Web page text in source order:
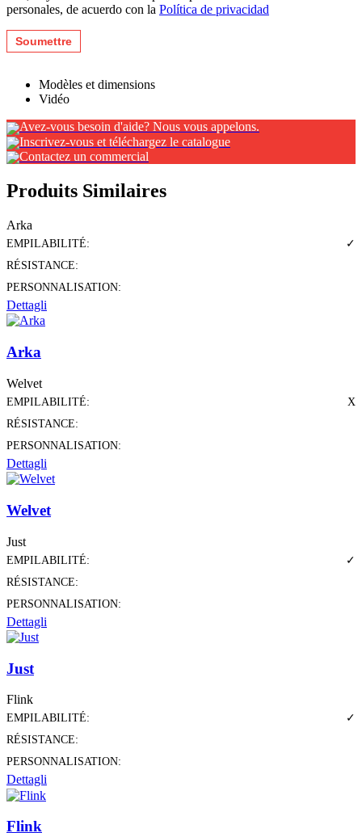
personales, de acuerdo con la Política de privacidad
Modèles et dimensions
Vidéo
Avez-vous besoin d'aide? Nous vous appelons.
Inscrivez-vous et téléchargez le catalogue
Contactez un commercial
Produits Similaires
Arka
EMPILABILITÉ:
✓
RÉSISTANCE:
PERSONNALISATION:
Dettagli
Arka
Welvet
EMPILABILITÉ:
X
RÉSISTANCE:
PERSONNALISATION:
Dettagli
Welvet
Just
EMPILABILITÉ:
✓
RÉSISTANCE:
PERSONNALISATION:
Dettagli
Just
Flink
EMPILABILITÉ:
✓
RÉSISTANCE:
PERSONNALISATION:
Dettagli
Flink